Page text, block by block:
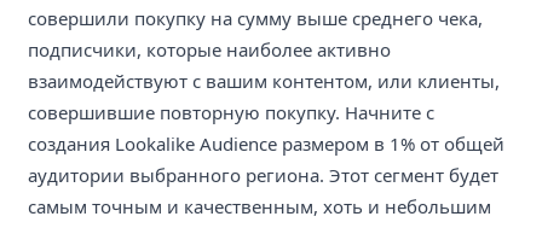
совершили покупку на сумму выше среднего чека,
подписчики, которые наиболее активно
взаимодействуют с вашим контентом, или клиенты,
совершившие повторную покупку. Начните с
создания Lookalike Audience размером в 1% от общей
аудитории выбранного региона. Этот сегмент будет
самым точным и качественным, хоть и небольшим